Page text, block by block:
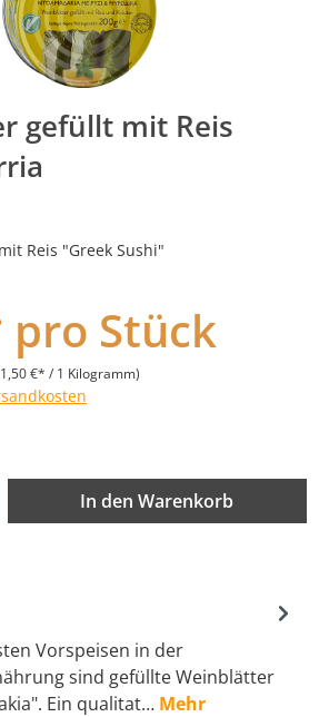
gefüllt mit Reis
Reis "Greek Sushi"
pro Stück
€* / 1 Kilogramm)
Gib den gewünschten
In den Warenkorb
Vorspeisen in der
sind gefüllte Weinblätter
Ein qualitat… Mehr